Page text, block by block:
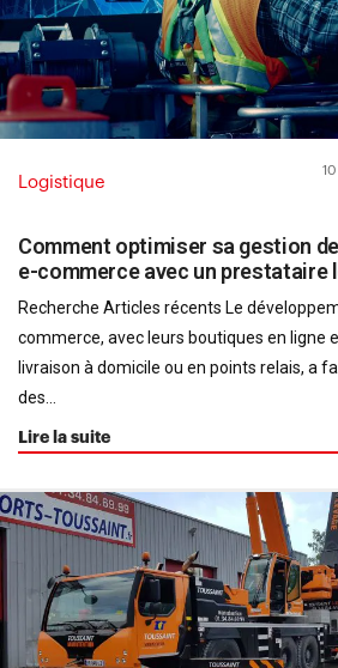
Logistique
Comment optimiser sa gestion
e-commerce avec un prestataire
Recherche Articles récents Le
commerce, avec leurs boutiques en ligne
livraison à domicile ou en points relais, a
des...
Lire la suite